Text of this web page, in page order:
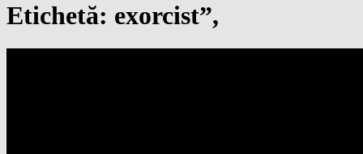
Etichetă: exorcist”,